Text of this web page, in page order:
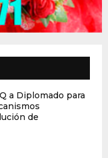
a Diplomado para
de